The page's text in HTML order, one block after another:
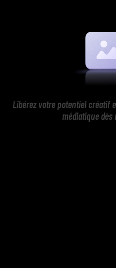
Libérez votre potentiel créatif
médiatique dès